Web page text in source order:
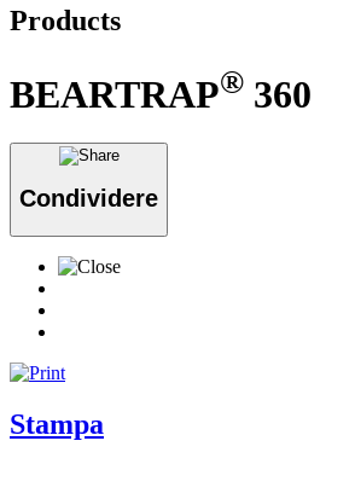
Products
BEARTRAP® 360
Condividere
Stampa